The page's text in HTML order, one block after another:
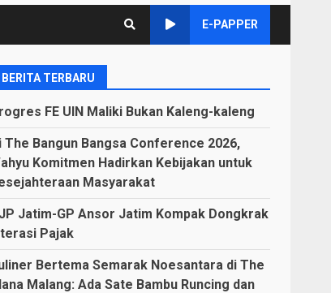
E-PAPPER
BERITA TERBARU
FE UIN Maliki Bukan Kaleng-kaleng
The Bangun Bangsa Conference 2026,
Komitmen Hadirkan Kebijakan untuk
Masyarakat
Jatim-GP Ansor Jatim Kompak Dongkrak
Pajak
Bertema Semarak Noesantara di The
Malang: Ada Sate Bambu Runcing dan